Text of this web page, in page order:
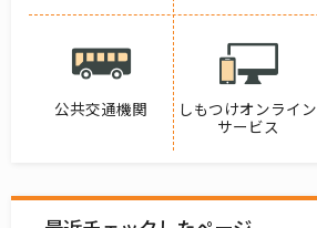
公共交通機関
しもつけオンライン
サービス